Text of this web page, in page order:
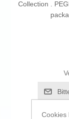
Collection .
Cookies